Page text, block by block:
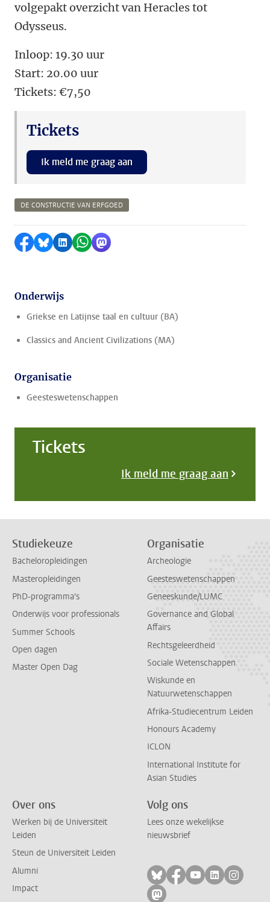
volgepakt overzicht van Heracles tot
Odysseus.
Inloop: 19.30 uur
Start: 20.00 uur
Tickets: €7,50
Tickets
Ik meld me graag aan
DE CONSTRUCTIE VAN ERFGOED
Delen op Facebook
Delen via Bluesky
Delen op LinkedIn
Delen via WhatsApp
Delen via Mastodon
Onderwijs
Griekse en Latijnse taal en cultuur (BA)
Classics and Ancient Civilizations (MA)
Organisatie
Geesteswetenschappen
Tickets
Ik meld me graag aan
Studiekeuze
Bacheloropleidingen
Masteropleidingen
PhD-programma's
Onderwijs voor professionals
Summer Schools
Open dagen
Master Open Dag
Organisatie
Archeologie
Geesteswetenschappen
Geneeskunde/LUMC
Governance and Global
Affairs
Rechtsgeleerdheid
Sociale Wetenschappen
Wiskunde en
Natuurwetenschappen
Afrika-Studiecentrum Leiden
Honours Academy
ICLON
International Institute for
Asian Studies
Over ons
Werken bij de Universiteit
Leiden
Steun de Universiteit Leiden
Alumni
Impact
Volg ons
Lees onze wekelijkse
nieuwsbrief
Volg ons op bluesky
Volg ons op
Volg ons op
Volg ons
Volg
Volg ons op mastodon